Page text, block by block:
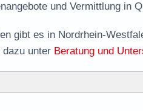
und Vermittlung in
gibt es in Nordrhein-
dazu unter Beratung und